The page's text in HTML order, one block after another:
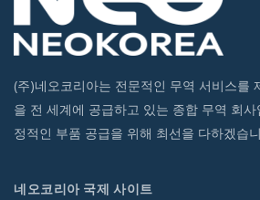
(주)네오코리아는 전문적인 무역 서비스를
을 전 세계에 공급하고 있는 종합 무역 회
정적인 부품 공급을 위해 최선을 다하겠습
네오코리아 국제 사이트